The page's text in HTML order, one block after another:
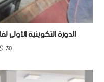
الدورة التكوينية الأولى
30 يونيو 2021